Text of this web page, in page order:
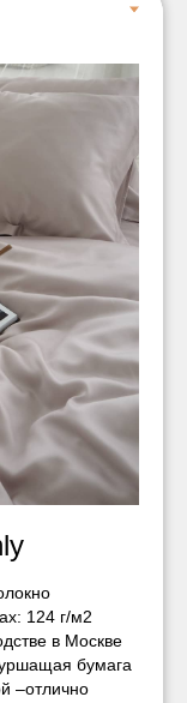
124 г/м2
в Москве
бумага
–отлично